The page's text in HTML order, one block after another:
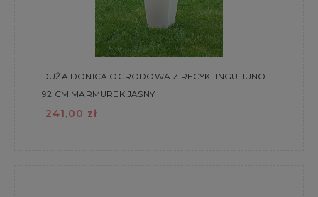
DUŻA DONICA OGRODOWA Z RECYKLINGU JUNO
92 CM MARMUREK JASNY
241,00 zł